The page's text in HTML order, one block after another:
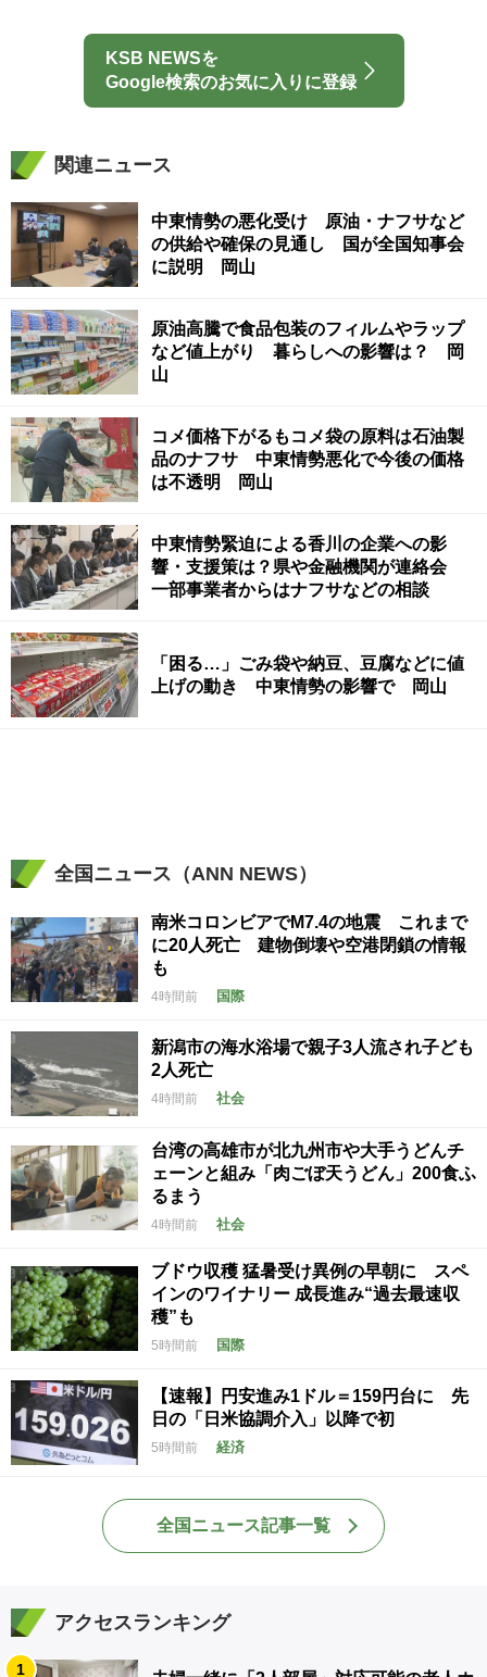
KSB NEWSを
Google検索のお気に入りに登録
関連ニュース
中東情勢の悪化受け 原油・ナフサなど
の供給や確保の見通し 国が全国知事会
に説明 岡山
原油高騰で食品包装のフィルムやラップ
など値上がり 暮らしへの影響は？ 岡
山
コメ価格下がるもコメ袋の原料は石油製
品のナフサ 中東情勢悪化で今後の価格
は不透明 岡山
中東情勢緊迫による香川の企業への影
響・支援策は？県や金融機関が連絡会
一部事業者からはナフサなどの相談
「困る…」ごみ袋や納豆、豆腐などに値
上げの動き 中東情勢の影響で 岡山
全国ニュース（ANN NEWS）
南米コロンビアでM7.4の地震 これまで
に20人死亡 建物倒壊や空港閉鎖の情報
も
4時間前 国際
新潟市の海水浴場で親子3人流され子ども
2人死亡
4時間前 社会
台湾の高雄市が北九州市や大手うどんチ
ェーンと組み「肉ごぼ天うどん」200食ふ
るまう
4時間前 社会
ブドウ収穫 猛暑受け異例の早朝に スペ
インのワイナリー 成長進み“過去最速収
穫”も
5時間前 国際
【速報】円安進み1ドル＝159円台に 先
日の「日米協調介入」以降で初
5時間前 経済
全国ニュース記事一覧
アクセスランキング
1